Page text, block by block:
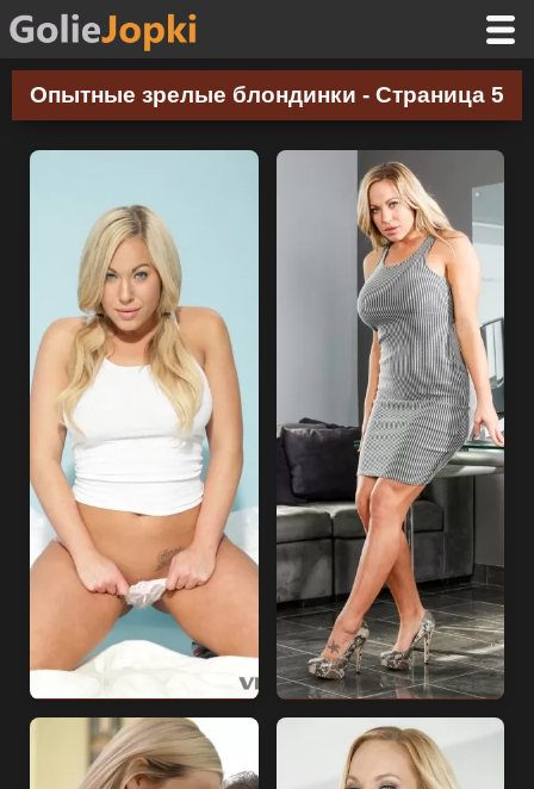
Опытные зрелые блондинки - Страница 5